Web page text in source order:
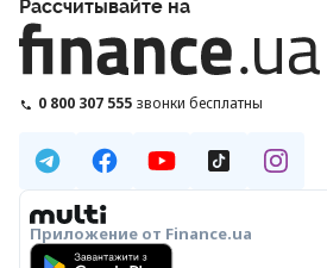
Рассчитывайте на
0 800 307 555 звонки бесплатны
Приложение от Finance.ua